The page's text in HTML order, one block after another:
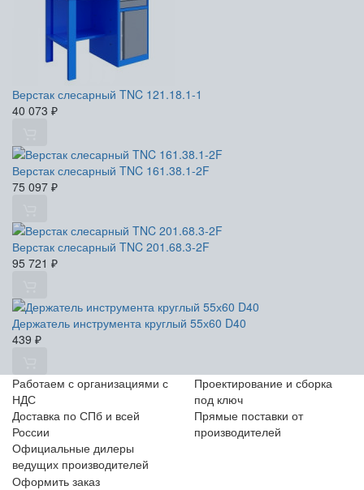
Верстак слесарный TNC 121.18.1-1
40 073 ₽
Верстак слесарный TNC 161.38.1-2F
75 097 ₽
Верстак слесарный TNC 201.68.3-2F
95 721 ₽
Держатель инструмента круглый 55х60 D40
439 ₽
Работаем с организациями с
НДС
Проектирование и сборка
под ключ
Доставка по СПб и всей
России
Прямые поставки от
производителей
Официальные дилеры
ведущих производителей
Оформить заказ